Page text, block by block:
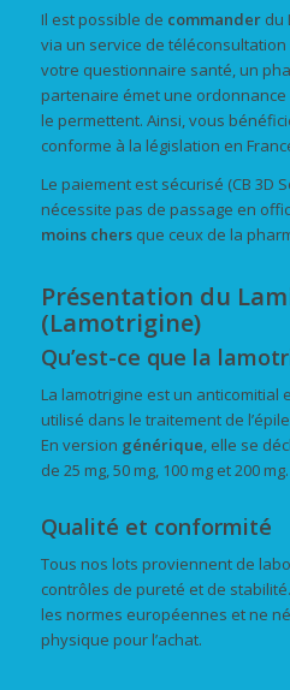
Il est possible de commanderdu
via un service de
votre questionnaire santé, un
partenaire émet une
le permettent. Ainsi, vous
conforme à la législation en
Le paiement est sécurisé (CB 3D
nécessite pas de passage en
moins chersque ceux de la
Présentation du
(Lamotrigine)
Qu’est-ce que la
La lamotrigine est un anticomitial
utilisé dans le traitement de
En version générique, elle se
de 25 mg, 50 mg, 100 mg et 200 mg.
Qualité et conformité
Tous nos lots proviennent de
contrôles de pureté et de
les normes européennes et ne
physique pour l’achat.